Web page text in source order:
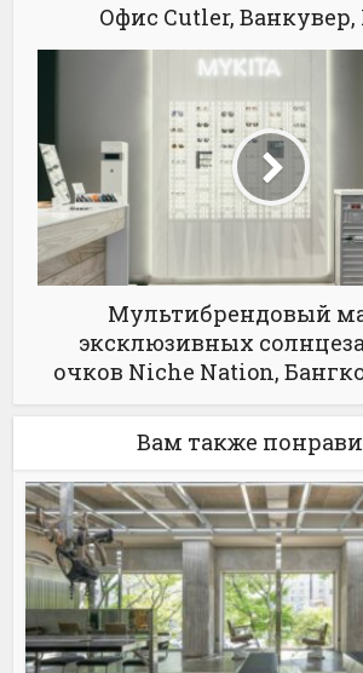
Офис Cutler, Ванкувер,
Мультибрендовый
эксклюзивных
очков Niche Nation,
Вам также